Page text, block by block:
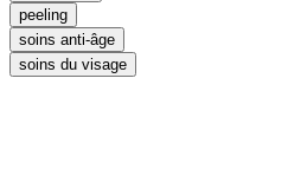
peeling
soins anti-âge
soins du visage